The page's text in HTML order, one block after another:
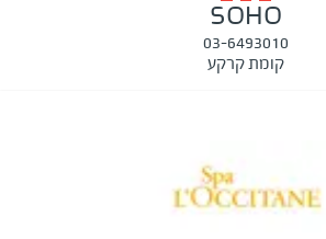
SOHO
03-6493010
קומת קרקע